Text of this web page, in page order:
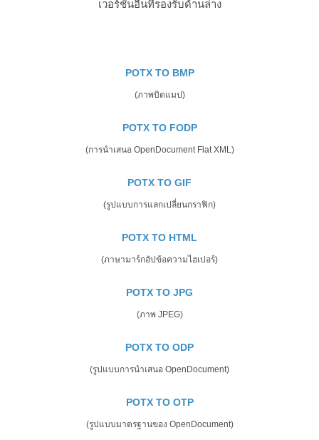
เวอร์ชั่นอื่นที่รองรับด้านล่าง
POTX TO BMP
(ภาพบิตแมป)
POTX TO FODP
(การนำเสนอ OpenDocument Flat XML)
POTX TO GIF
(รูปแบบการแลกเปลี่ยนกราฟิก)
POTX TO HTML
(ภาษามาร์กอัปข้อความไฮเปอร์)
POTX TO JPG
(ภาพ JPEG)
POTX TO ODP
(รูปแบบการนำเสนอ OpenDocument)
POTX TO OTP
(รูปแบบมาตรฐานของ OpenDocument)